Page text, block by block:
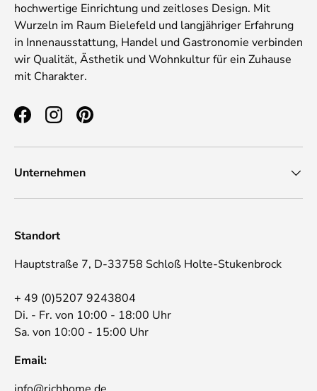
hochwertige Einrichtung und zeitloses Design. Mit
Wurzeln im Raum Bielefeld und langjähriger Erfahrung
in Innenausstattung, Handel und Gastronomie verbinden
wir Qualität, Ästhetik und Wohnkultur für ein Zuhause
mit Charakter.
FacebookInstagramPinterest
Unternehmen
Standort
Hauptstraße 7, D-33758 Schloß Holte-Stukenbrock
+ 49 (0)5207 9243804
Di. - Fr. von 10:00 - 18:00 Uhr
Sa. von 10:00 - 15:00 Uhr
Email: